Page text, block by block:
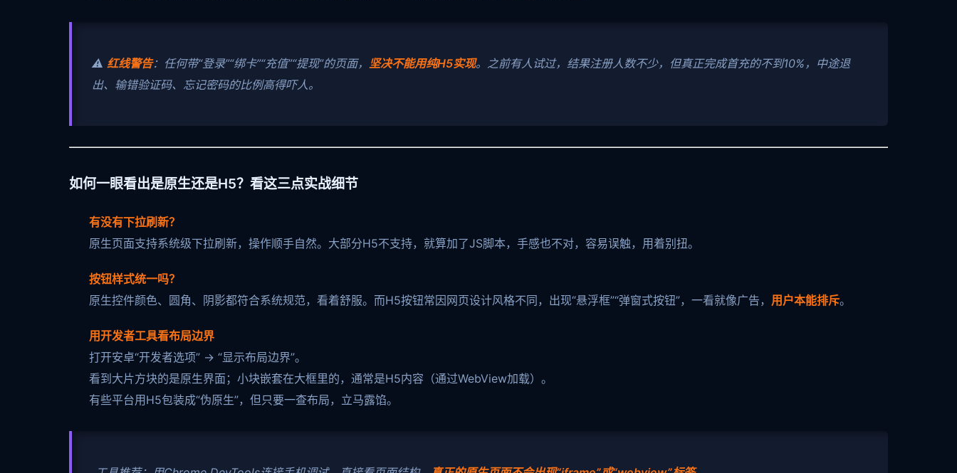
⚠️ 红线警告：任何带“登录”“绑卡”“充值”“提现”的页面， 坚决不能用纯H5实现。之前有人试过，结果注册人数不少，但真正完成首充的不到10%，中途退
出、输错验证码、忘记密码的比例高得吓人。
如何一眼看出是原生还是H5？看这三点实战细节
有没有下拉刷新？
原生页面支持系统级下拉刷新，操作顺手自然。大部分H5不支持，就算加了JS脚本，手感也不对，容易误触，用着别扭。
按钮样式统一吗？
原生控件颜色、圆角、阴影都符合系统规范，看着舒服。而H5按钮常因网页设计风格不同，出现“悬浮框”“弹窗式按钮”，一看就像广告， 用户本能排斥。
用开发者工具看布局边界
打开安卓“开发者选项” → “显示布局边界”。
看到大片方块的是原生界面；小块嵌套在大框里的，通常是H5内容（通过WebView加载）。
有些平台用H5包装成“伪原生”，但只要一查布局，立马露馅。